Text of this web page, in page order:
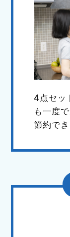
4点セッ
も一度
節約でき